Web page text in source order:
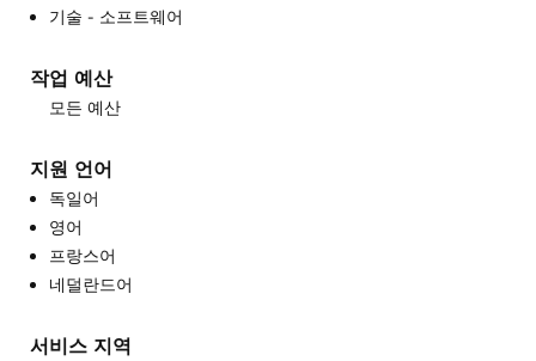
영업 지도 및 교육
완전한 인바운드 마케팅 서비스
웹사이트 개발
웹사이트 마이그레이션
커뮤니티 관리
프로그래밍 가능한 자동화
기술 - 소프트웨어
작업 예산
모든 예산
지원 언어
독일어
영어
프랑스어
네덜란드어
서비스 지역